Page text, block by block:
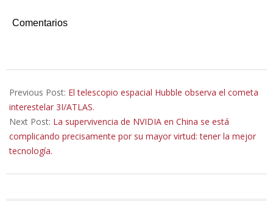
Comentarios
08-
11
Previous Post: El telescopio espacial Hubble observa el cometa
interestelar 3I/ATLAS.
Next Post: La supervivencia de NVIDIA en China se está
complicando precisamente por su mayor virtud: tener la mejor
tecnología.